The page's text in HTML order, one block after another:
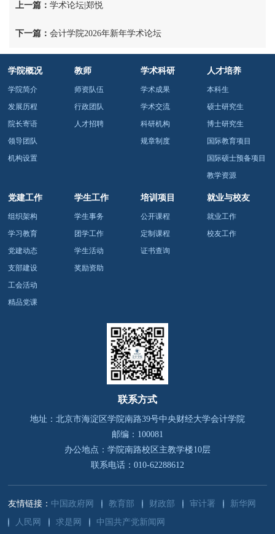
上一篇： 学术论坛|郑悦
下一篇： 会计学院2026年新年学术论坛
学院概况
学院简介
发展历程
院长寄语
领导团队
机构设置
教师
师资队伍
行政团队
人才招聘
学术科研
学术成果
学术交流
科研机构
规章制度
人才培养
本科生
硕士研究生
博士研究生
国际教育项目
国际硕士预备项目
教学资源
党建工作
组织架构
学习教育
党建动态
支部建设
工会活动
精品党课
学生工作
学生事务
团学工作
学生活动
奖励资助
培训项目
公开课程
定制课程
证书查询
就业与校友
就业工作
校友工作
联系方式
地址：北京市海淀区学院南路39号中央财经大学会计学院
邮编：100081
办公地点：学院南路校区主教学楼10层
联系电话：010-62288612
友情链接： 中国政府网 教育部 财政部 审计署
新华网
人民网
求是网 中国共产党新闻网